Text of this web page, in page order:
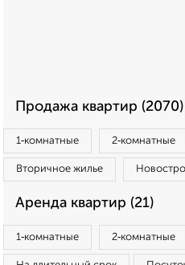
Продажа квартир (2070)
1‑комнатные 2‑комнатные
Вторичное жилье
Аренда квартир (21)
1‑комнатные 2‑комнатные